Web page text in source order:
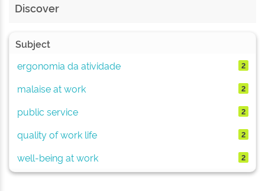
Discover
Subject
ergonomia da atividade
2
malaise at work 2
public service 2
quality of work life 2
well-being at work 2